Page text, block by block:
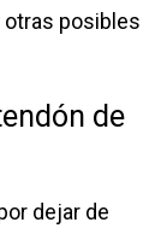
posibles
de
dejar de